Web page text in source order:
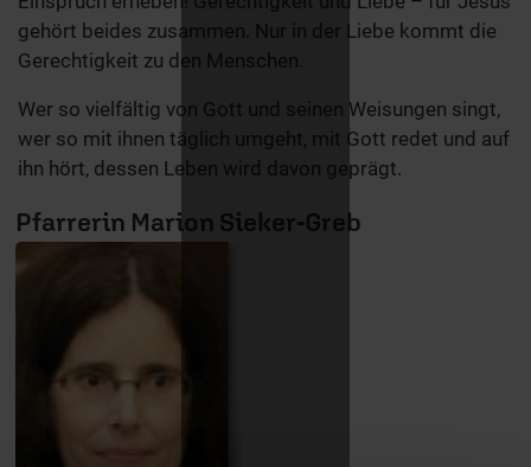
gehört beides zusammen. Nur in der Liebe kommt die
Gerechtigkeit zu den Menschen.
Wer so vielfältig von Gott und seinen Weisungen singt,
wer so mit ihnen täglich umgeht, mit Gott redet und auf
ihn hört, dessen Leben wird davon geprägt.
Pfarrerin Marion Sieker-Greb